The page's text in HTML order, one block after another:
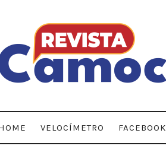
VELOCÍMETRO FACEBOOK